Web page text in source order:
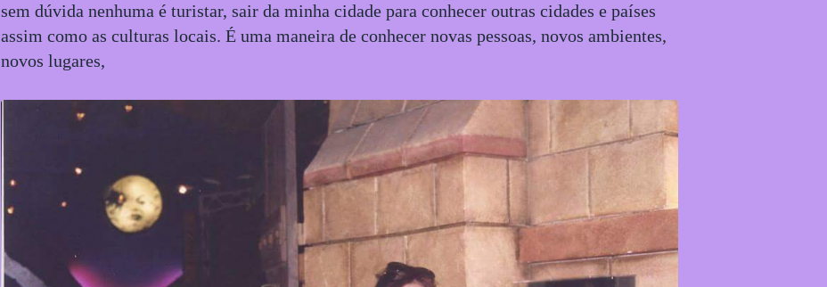
sem dúvida nenhuma é turistar, sair da minha cidade para conhecer outras cidades e países
assim como as culturas locais. É uma maneira de conhecer novas pessoas, novos ambientes,
novos lugares,